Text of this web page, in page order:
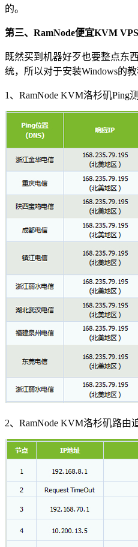
的。
第三、RamNode便宜KVM
既然买到机器好歹也要整点东
统，所以对于安装Windows的
1、RamNode KVM洛杉矶Ping
2、RamNode KVM洛杉矶路由